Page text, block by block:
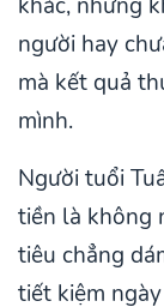
người hay
mà kết quả
mình.
Người tuổi
tiền là không
tiêu chẳng
tiết kiệm